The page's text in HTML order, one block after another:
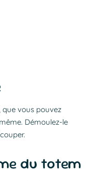
que vous pouvez
Démoulez-le
du totem